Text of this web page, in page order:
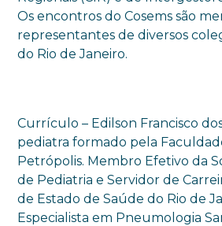
Os encontros do Cosems são
representantes de diversos
do Rio de Janeiro.
Currículo – Edilson Francisco
pediatra formado pela
Petrópolis. Membro Efetivo da
de Pediatria e Servidor de
de Estado de Saúde do Rio de
Especialista em Pneumologia